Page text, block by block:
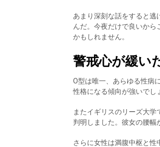
あまり深刻な話をすると逃
んだ。今夜だけで良いか
かもしれません。
警戒心が緩い
O型は唯一、あらゆる性病
性格になる傾向が強いでし
またイギリスのリーズ大
判明しました。彼女の腰幅
さらに女性は満腹中枢と性